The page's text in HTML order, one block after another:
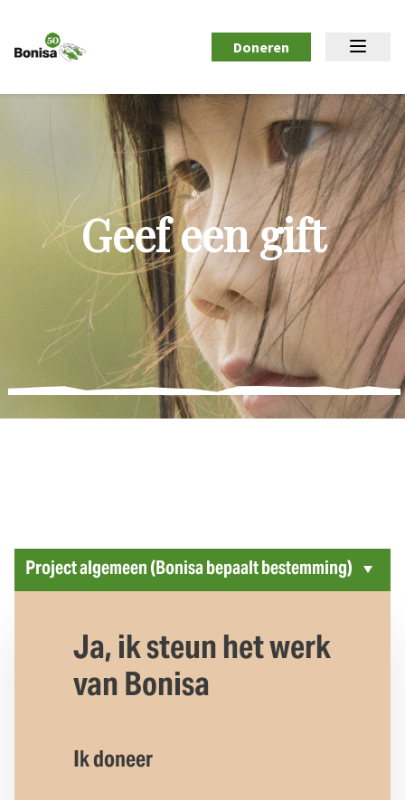
Doneren
Geef een gift
Ja, ik steun het werk
van Bonisa
Ik doneer